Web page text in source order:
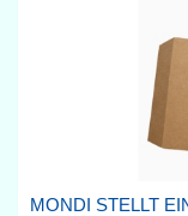
MONDI STELLT